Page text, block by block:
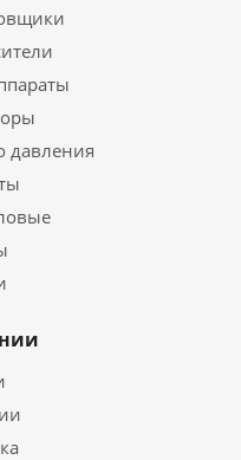
давления